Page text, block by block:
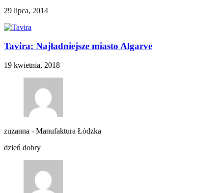
29 lipca, 2014
Tavira: Najładniejsze miasto Algarve
19 kwietnia, 2018
zuzanna - Manufaktura Łódzka
dzień dobry